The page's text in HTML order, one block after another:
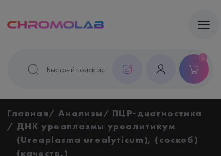
0
Главная Анализы
ПЦР-диагностика
ДНК уреаплазмы уреалитикум
(Ureaplasma urealyticum), (соскоб)
(качеств.)